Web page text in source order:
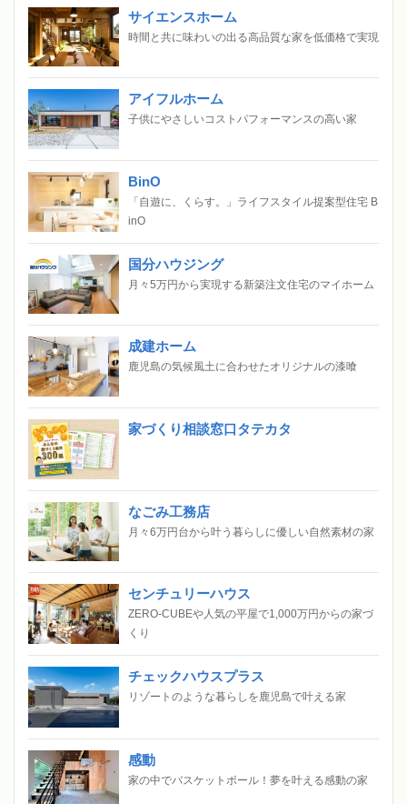
サイエンスホーム
時間と共に味わいの出る高品質な家を低価格で実現
アイフルホーム
子供にやさしいコストパフォーマンスの高い家
BinO
「自遊に、くらす。」ライフスタイル提案型住宅 B
inO
国分ハウジング
月々5万円から実現する新築注文住宅のマイホーム
成建ホーム
鹿児島の気候風土に合わせたオリジナルの漆喰
家づくり相談窓口タテカタ
なごみ工務店
月々6万円台から叶う暮らしに優しい自然素材の家
センチュリーハウス
ZERO-CUBEや人気の平屋で1,000万円からの家づ
くり
チェックハウスプラス
リゾートのような暮らしを鹿児島で叶える家
感動
家の中でバスケットボール！夢を叶える感動の家